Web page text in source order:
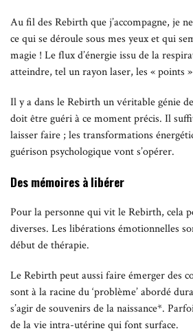
Au fil des Rebirth que j’accompagne, je
ce qui se déroule sous mes yeux et qui
magie ! Le flux d’énergie issu de la
atteindre, tel un rayon laser, les « points
Il y a dans le Rebirth un véritable génie
doit être guéri à ce moment précis. Il
laisser faire ; les transformations
guérison psychologique vont s’opérer.
Des mémoires à libérer
Pour la personne qui vit le Rebirth, cela
diverses. Les libérations émotionnelles
début de thérapie.
Le Rebirth peut aussi faire émerger des
sont à la racine du ‘problème’ abordé
s’agir de souvenirs de la naissance*.
de la vie intra-utérine qui font surface.